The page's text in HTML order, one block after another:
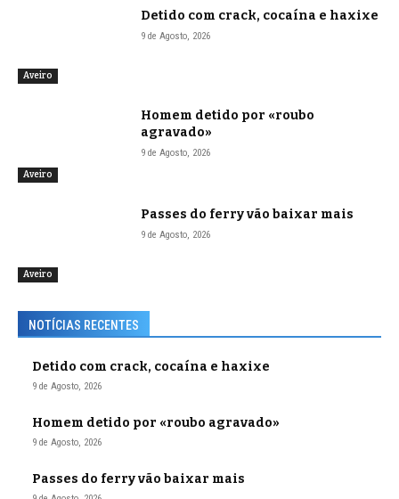
Aveiro
Detido com crack, cocaína e haxixe
9 de Agosto, 2026
Aveiro
Homem detido por «roubo
agravado»
9 de Agosto, 2026
Aveiro
Passes do ferry vão baixar mais
9 de Agosto, 2026
NOTÍCIAS RECENTES
Detido com crack, cocaína e haxixe
9 de Agosto, 2026
Homem detido por «roubo agravado»
9 de Agosto, 2026
Passes do ferry vão baixar mais